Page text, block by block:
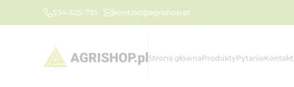
534-625-735 kontakt@agrishop.pl
Strona głównaProduktyPytaniaKontakt